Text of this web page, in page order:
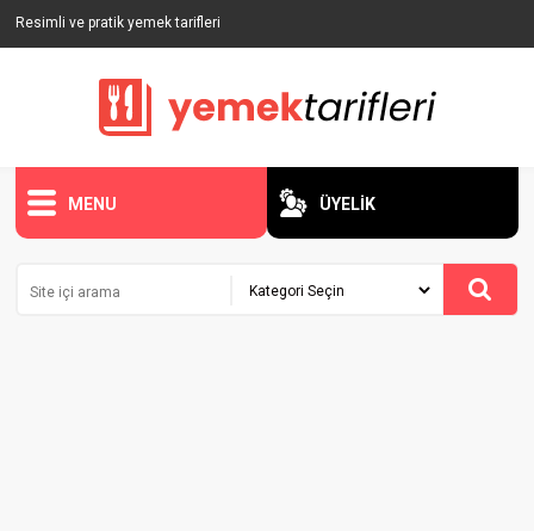
Resimli ve pratik yemek tarifleri
MENU ÜYELİK